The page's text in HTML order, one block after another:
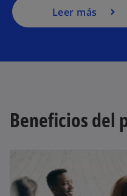
Leer más
Beneficios del